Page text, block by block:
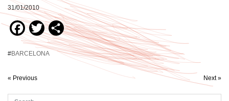
31/01/2010
Facebook
TwitterCompartir
#BARCELONA
« Previous Next »